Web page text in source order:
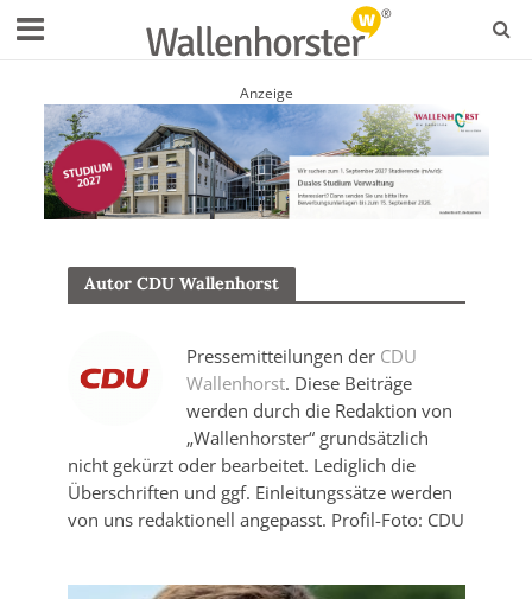
Anzeige
Autor CDU Wallenhorst
Pressemitteilungen der CDU
Wallenhorst. Diese Beiträge
werden durch die Redaktion von
„Wallenhorster“ grundsätzlich
nicht gekürzt oder bearbeitet. Lediglich die
Überschriften und ggf. Einleitungssätze werden
von uns redaktionell angepasst. Profil-Foto: CDU